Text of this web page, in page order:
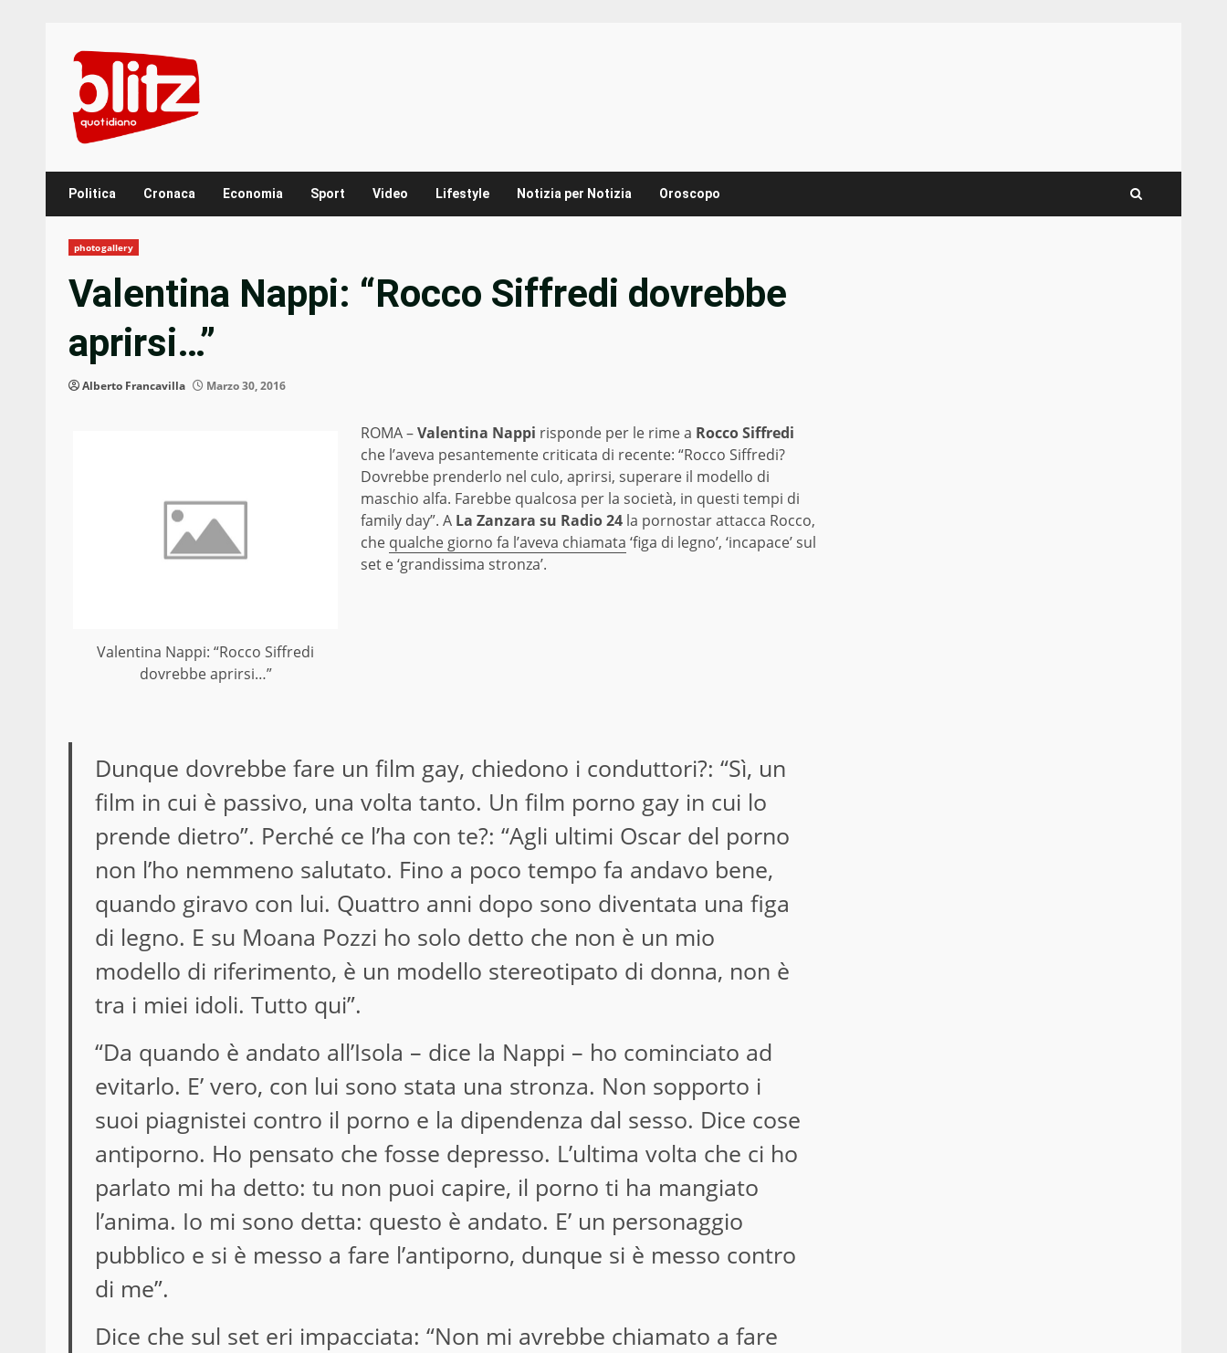
content
Politica Cronaca Economia Sport Video Lifestyle Notizia per Notizia Oroscopo
photogallery
Valentina Nappi: “Rocco Siffredi dovrebbe
aprirsi…”
Alberto Francavilla Marzo 30, 2016
Valentina Nappi: “Rocco Siffredi
dovrebbe aprirsi…”
ROMA –Valentina Nappi risponde per le rime a Rocco Siffredi
che l’aveva pesantemente criticata di recente: “Rocco Siffredi?
Dovrebbe prenderlo nel culo, aprirsi, superare il modello di
maschio alfa. Farebbe qualcosa per la società, in questi tempi di
family day”. A La Zanzara su Radio 24 la pornostar attacca Rocco,
che qualche giorno fa l’aveva chiamata ‘figa di legno’, ‘incapace’ sul
set e ‘grandissima stronza’.
Dunque dovrebbe fare un film gay, chiedono i conduttori?: “Sì, un
film in cui è passivo, una volta tanto. Un film porno gay in cui lo
prende dietro”. Perché ce l’ha con te?: “Agli ultimi Oscar del porno
non l’ho nemmeno salutato. Fino a poco tempo fa andavo bene,
quando giravo con lui. Quattro anni dopo sono diventata una figa
di legno. E su Moana Pozzi ho solo detto che non è un mio
modello di riferimento, è un modello stereotipato di donna, non è
tra i miei idoli. Tutto qui”.
“Da quando è andato all’Isola – dice la Nappi – ho cominciato ad
evitarlo. E’ vero, con lui sono stata una stronza. Non sopporto i
suoi piagnistei contro il porno e la dipendenza dal sesso. Dice cose
antiporno. Ho pensato che fosse depresso. L’ultima volta che ci ho
parlato mi ha detto: tu non puoi capire, il porno ti ha mangiato
l’anima. Io mi sono detta: questo è andato. E’ un personaggio
pubblico e si è messo a fare l’antiporno, dunque si è messo contro
di me”.
Dice che sul set eri impacciata: “Non mi avrebbe chiamato a fare